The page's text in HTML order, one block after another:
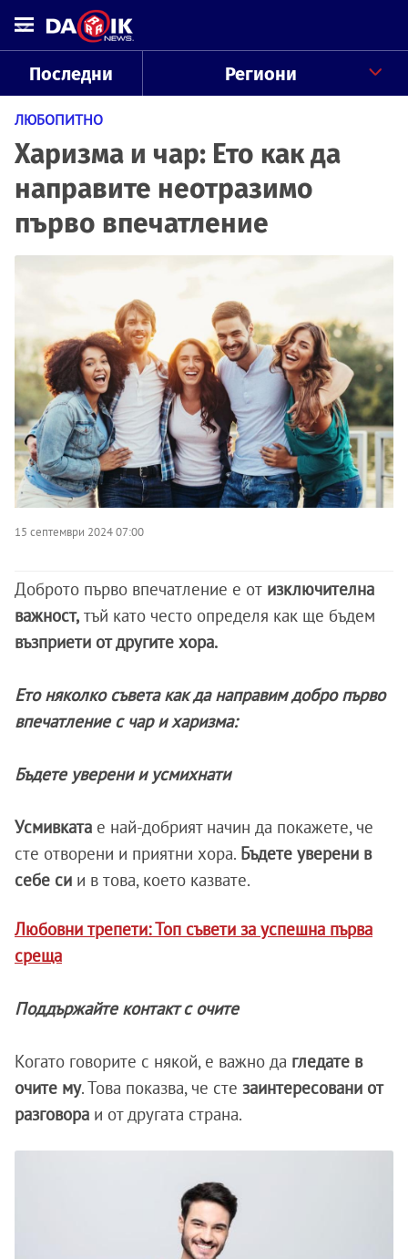
Последни Региони
ЛЮБОПИТНО
Харизма и чар: Ето как да
направите неотразимо
първо впечатление
15 септември 2024 07:00
Доброто първо впечатление е от изключителна
важност, тъй като често определя как ще бъдем
възприети от другите хора.
Ето няколко съвета как да направим добро първо
впечатление с чар и харизма:
Бъдете уверени и усмихнати
Усмивката е най-добрият начин да покажете, че
сте отворени и приятни хора. Бъдете уверени в
себе си и в това, което казвате.
Любовни трепети: Топ съвети за успешна първа
среща
Поддържайте контакт с очите
Когато говорите с някой, е важно да гледате в
очите му. Това показва, че сте заинтересовани от
разговора и от другата страна.